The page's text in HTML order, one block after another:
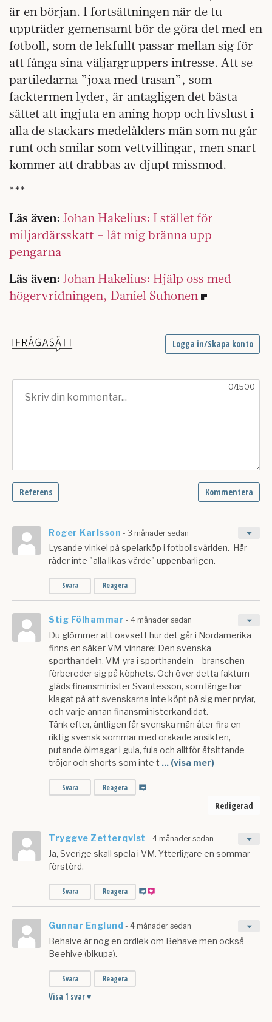
är en början. I fortsättningen när de tu
uppträder gemensamt bör de göra det med en
fotboll, som de lekfullt passar mellan sig för
att fånga sina väljargruppers intresse. Att se
partiledarna ”joxa med trasan”, som
facktermen lyder, är antagligen det bästa
sättet att ingjuta en aning hopp och livslust i
alla de stackars medelålders män som nu går
runt och smilar som vettvillingar, men snart
kommer att drabbas av djupt missmod.
***
Läs även: Johan Hakelius: I stället för
miljardärsskatt – låt mig bränna upp
pengarna
Läs även: Johan Hakelius: Hjälp oss med
högervridningen, Daniel Suhonen